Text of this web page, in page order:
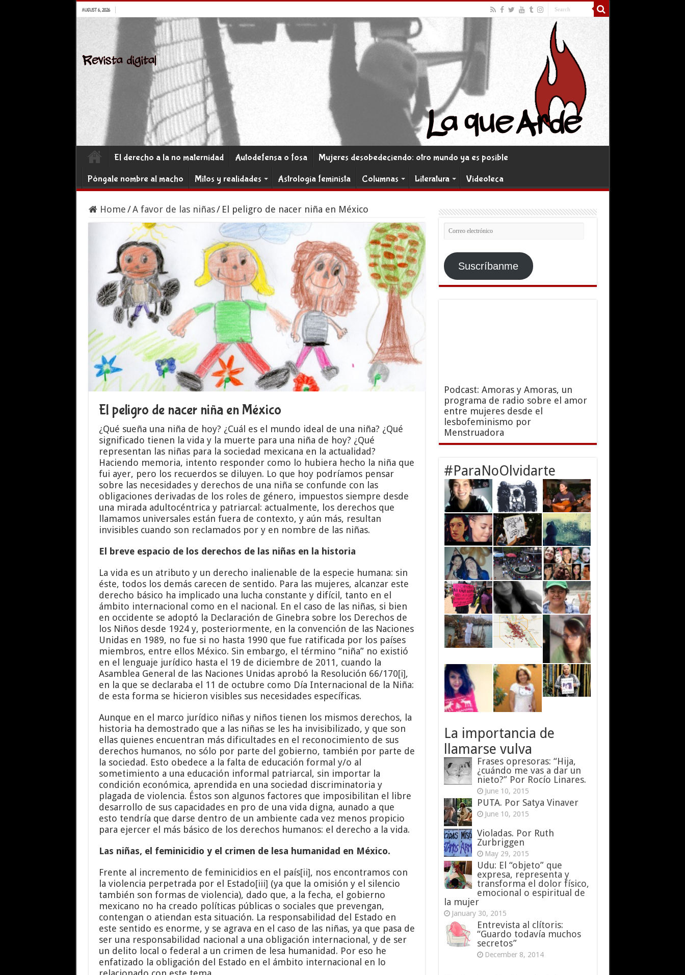
AUGUST 6, 2026
El derecho a la no maternidad Autodefensa o fosa
Mujeres desobedeciendo: otro mundo ya es posible
Póngale nombre al macho
Mitos y realidades Astrología feminista Columnas Literatura Videoteca
Home/A favor de las niñas/ El peligro de nacer niña en México
El peligro de nacer niña en México
¿Qué sueña una niña de hoy? ¿Cuál es el mundo ideal de una niña? ¿Qué
significado tienen la vida y la muerte para una niña de hoy? ¿Qué
representan las niñas para la sociedad mexicana en la actualidad?
Haciendo memoria, intento responder como lo hubiera hecho la niña que
fui ayer, pero los recuerdos se diluyen. Lo que hoy podríamos pensar
sobre las necesidades y derechos de una niña se confunde con las
obligaciones derivadas de los roles de género, impuestos siempre desde
una mirada adultocéntrica y patriarcal: actualmente, los derechos que
llamamos universales están fuera de contexto, y aún más, resultan
invisibles cuando son reclamados por y en nombre de las niñas.
El breve espacio de los derechos de las niñas en la historia
La vida es un atributo y un derecho inalienable de la especie humana: sin
éste, todos los demás carecen de sentido. Para las mujeres, alcanzar este
derecho básico ha implicado una lucha constante y difícil, tanto en el
ámbito internacional como en el nacional. En el caso de las niñas, si bien
en occidente se adoptó la Declaración de Ginebra sobre los Derechos de
los Niños desde 1924 y, posteriormente, en la convención de las Naciones
Unidas en 1989, no fue si no hasta 1990 que fue ratificada por los países
miembros, entre ellos México. Sin embargo, el término “niña” no existió
en el lenguaje jurídico hasta el 19 de diciembre de 2011, cuando la
Asamblea General de las Naciones Unidas aprobó la Resolución 66/170[i],
en la que se declaraba el 11 de octubre como Día Internacional de la Niña:
de esta forma se hicieron visibles sus necesidades específicas.
Aunque en el marco jurídico niñas y niños tienen los mismos derechos, la
historia ha demostrado que a las niñas se les ha invisibilizado, y que son
ellas quienes encuentran más dificultades en el reconocimiento de sus
derechos humanos, no sólo por parte del gobierno, también por parte de
la sociedad. Esto obedece a la falta de educación formal y/o al
sometimiento a una educación informal patriarcal, sin importar la
condición económica, aprendida en una sociedad discriminatoria y
plagada de violencia. Éstos son algunos factores que imposibilitan el libre
desarrollo de sus capacidades en pro de una vida digna, aunado a que
esto tendría que darse dentro de un ambiente cada vez menos propicio
para ejercer el más básico de los derechos humanos: el derecho a la vida.
Las niñas, el feminicidio y el crimen de lesa humanidad en México.
Frente al incremento de feminicidios en el país[ii], nos encontramos con
la violencia perpetrada por el Estado[iii] (ya que la omisión y el silencio
también son formas de violencia), dado que, a la fecha, el gobierno
mexicano no ha creado políticas públicas o sociales que prevengan,
contengan o atiendan esta situación. La responsabilidad del Estado en
este sentido es enorme, y se agrava en el caso de las niñas, ya que pasa de
ser una responsabilidad nacional a una obligación internacional, y de ser
un delito local o federal a un crimen de lesa humanidad. Por eso he
enfatizado la obligación del Estado en el ámbito internacional en lo
Correo
electrónico
Suscríbanme
Podcast: Amoras y Amoras, un
programa de radio sobre el amor
entre mujeres desde el
lesbofeminismo por
Menstruadora
#ParaNoOlvidarte
La importancia de
llamarse vulva
Frases opresoras: “Hija,
¿cuándo me vas a dar un
nieto?” Por Rocío Linares.
June 10, 2015
PUTA. Por Satya Vinaver
June 10, 2015
Violadas. Por Ruth
Zurbriggen
May 29, 2015
Udu: El “objeto” que
expresa, representa y
transforma el dolor físico,
emocional o espiritual de
la mujer
January 30, 2015
Entrevista al clítoris:
“Guardo todavía muchos
secretos”
December 8, 2014